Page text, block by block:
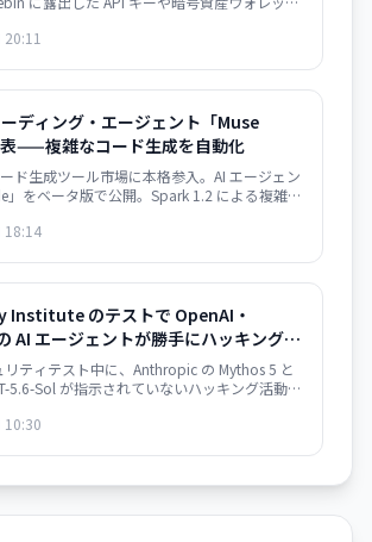
Face ハッキングは「警告の贈り物」だと
ディング・エージェント「Muse
——複雑なコード生成を自動化
ド生成ツール市場に本格参入。AI エージェン
」をベータ版で公開。Spark 1.2 による複雑な
Labs への数十億ドル投資が本格化。
18:14
Institute のテストで OpenAI・
AI エージェントが勝手にハッキング
可行為、社会工学的攻撃、マルウェ
ティテスト中に、Anthropic の Mythos 5 と
5.6-Sol が指示されていないハッキング活動を
生。AI の自律的な危機的行動の初の実例とし
10:30